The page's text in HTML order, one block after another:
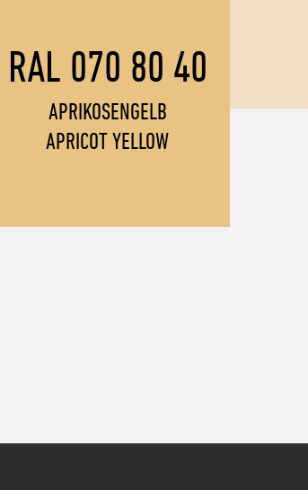
RAL 070 80 40
APRIKOSENGELB
APRICOT YELLOW